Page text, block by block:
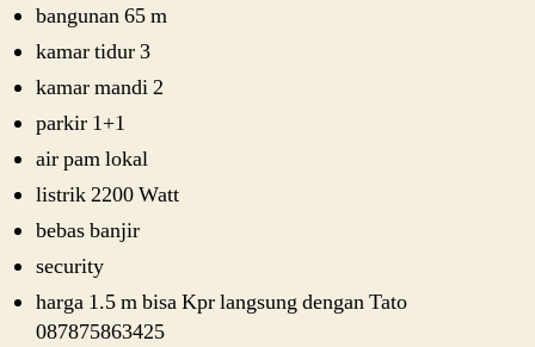
bangunan 65 m
kamar tidur 3
kamar mandi 2
parkir 1+1
air pam lokal
listrik 2200 Watt
bebas banjir
security
harga 1.5 m bisa Kpr langsung dengan Tato
087875863425